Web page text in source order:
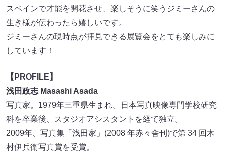
スペインで才能を開花させ、楽しそうに笑うジミーさんの
生き様が伝わったら嬉しいです。
ジミーさんの現時点が拝見できる展覧会をとても楽しみに
しています！
【PROFILE】
浅田政志 Masashi Asada
写真家。1979年三重県生まれ。日本写真映像専門学校研究
科を卒業後、スタジオアシスタントを経て独立。
2009年、写真集「浅田家」(2008 年赤々舎刊)で第 34 回木
村伊兵衛写真賞を受賞。